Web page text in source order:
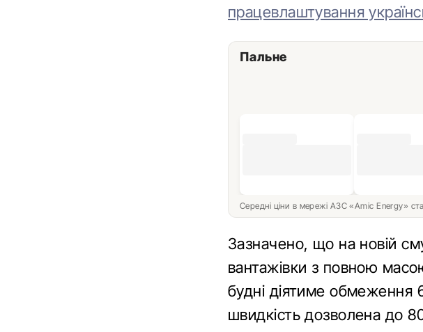
працевлаштування
Пальне
Середні ціни в мережі АЗС «Amic Energy»
Зазначено, що на новій
вантажівки з повною
будні діятиме обмеження
швидкість дозволена до